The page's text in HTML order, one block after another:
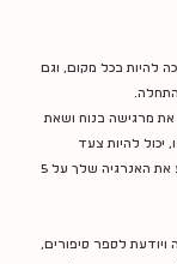
להיות בכל מקום, וגם
מרגישה בנוח ושאת
יכול להיות צעד
לספר סיפורים,